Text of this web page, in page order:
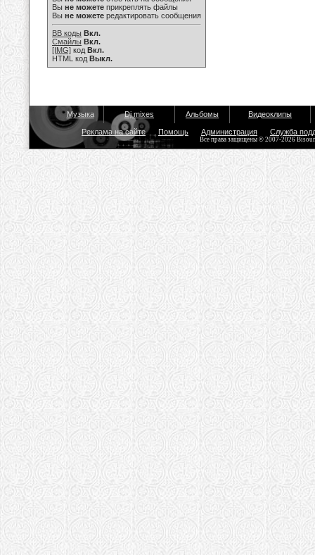
Вы не можете прикреплять файлы
Вы не можете редактировать сообщения
BB коды Вкл.
Смайлы Вкл.
[IMG] код Вкл.
HTML код Выкл.
Музыка Dj mixes Альбомы Видеоклипы
Реклама на сайте Помощь Администрация Служба
Все права защищены © 2007-2026